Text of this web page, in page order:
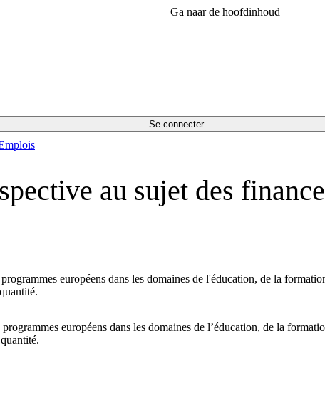
Ga naar de hoofdinhoud
Se connecter
au sujet des
européens dans les domaines de l'éducation, de la
européens dans les domaines de l’éducation, de la